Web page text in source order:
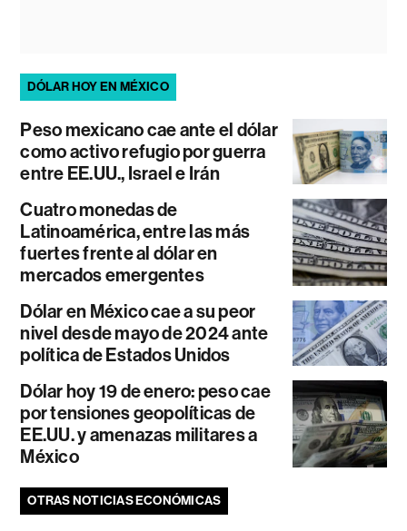
DÓLAR HOY EN MÉXICO
Peso mexicano cae ante el dólar
como activo refugio por guerra
entre EE.UU., Israel e Irán
Cuatro monedas de
Latinoamérica, entre las más
fuertes frente al dólar en
mercados emergentes
Dólar en México cae a su peor
nivel desde mayo de 2024 ante
política de Estados Unidos
Dólar hoy 19 de enero: peso cae
por tensiones geopolíticas de
EE.UU. y amenazas militares a
México
OTRAS NOTICIAS ECONÓMICAS